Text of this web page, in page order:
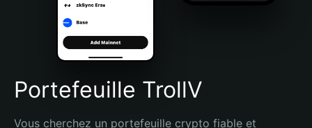
Português (Brasil)
Español (Argentina)
Portefeuille TrollV
Vous cherchez un portefeuille crypto fiable et